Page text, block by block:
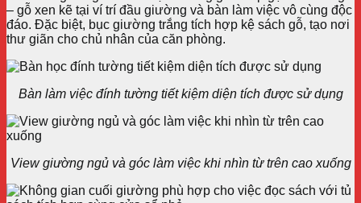
– gỗ xen kẽ tại ví trí đầu giường và bàn làm việc vô cùng độc
đáo. Đặc biệt, bục giường trắng tích hợp kệ sách gỗ, tạo nơi
thư giãn cho chủ nhân của căn phòng.
Bàn làm việc đính tường tiết kiệm diện tích được sử dụng
View giường ngủ và góc làm việc khi nhìn từ trên cao xuống